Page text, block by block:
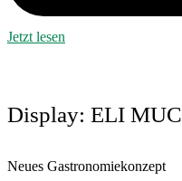
Jetzt lesen
Display: ELI MUC
Neues Gastronomiekonzept